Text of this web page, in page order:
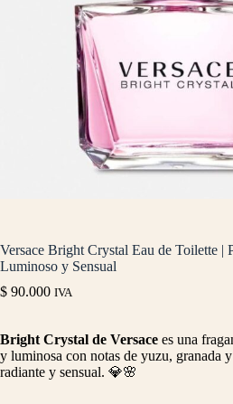
Versace Bright Crystal Eau de Toilette |
Luminoso y Sensual
$ 90.000 IVA
Bright Crystal de Versace es una
y luminosa con notas de yuzu, granada
radiante y sensual. 💎🌸